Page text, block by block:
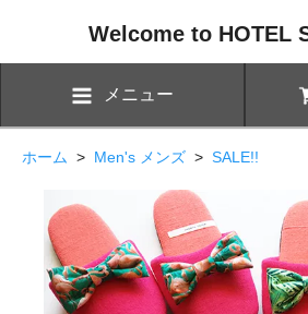
Welcome to HOTEL
メニュー
ホーム > Men's メンズ > SALE!!